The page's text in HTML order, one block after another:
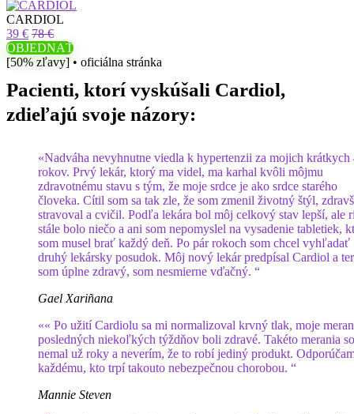
CARDIOL
39 € 78 €
OBJEDNAŤ
[50% zľavy] • oficiálna stránka
Pacienti, ktorí vyskúšali Cardiol,
zdieľajú svoje názory:
«Nadváha nevyhnutne viedla k hypertenzii za mojich krátkych
rokov. Prvý lekár, ktorý ma videl, ma karhal kvôli môjmu
zdravotnému stavu s tým, že moje srdce je ako srdce starého
človeka. Cítil som sa tak zle, že som zmenil životný štýl,
stravoval a cvičil. Podľa lekára bol môj celkový stav lepší, ale
stále bolo niečo a ani som nepomyslel na vysadenie tabletiek,
som musel brať každý deň. Po pár rokoch som chcel vyhľadať
druhý lekársky posudok. Môj nový lekár predpísal Cardiol a
som úplne zdravý, som nesmierne vďačný. “
Gael Xariñana
«« Po užití Cardiolu sa mi normalizoval krvný tlak, moje
posledných niekoľkých týždňov boli zdravé. Takéto merania
nemal už roky a neverím, že to robí jediný produkt.
každému, kto trpí takouto nebezpečnou chorobou. “
Mannie Steven